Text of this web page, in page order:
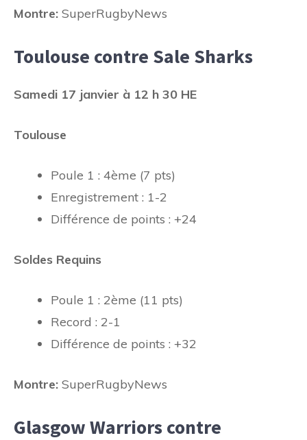
Montre: SuperRugbyNews
Toulouse contre Sale Sharks
Samedi 17 janvier à 12 h 30 HE
Toulouse
Poule 1 : 4ème (7 pts)
Enregistrement : 1-2
Différence de points : +24
Soldes Requins
Poule 1 : 2ème (11 pts)
Record : 2-1
Différence de points : +32
Montre: SuperRugbyNews
Glasgow Warriors contre